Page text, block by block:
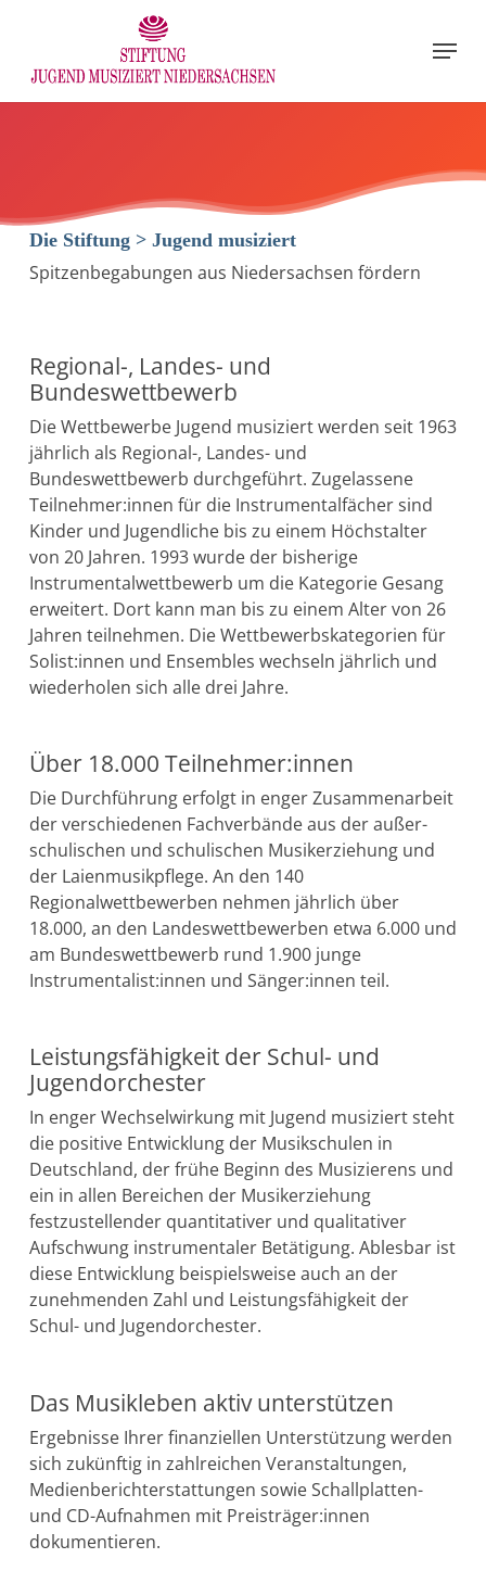
main
content
Menu
Die Stiftung > Jugend musiziert
Spitzenbegabungen aus Niedersachsen fördern
Regional-, Landes- und
Bundeswettbewerb
Die Wettbewerbe Jugend musiziert werden seit 1963
jährlich als Regional-, Landes- und
Bundeswettbewerb durchgeführt. Zugelassene
Teilnehmer:innen für die Instrumentalfächer sind
Kinder und Jugendliche bis zu einem Höchstalter
von 20 Jahren. 1993 wurde der bisherige
Instrumentalwettbewerb um die Kategorie Gesang
erweitert. Dort kann man bis zu einem Alter von 26
Jahren teilnehmen. Die Wettbewerbskategorien für
Solist:innen und Ensembles wechseln jährlich und
wiederholen sich alle drei Jahre.
Über 18.000 Teilnehmer:innen
Die Durchführung erfolgt in enger Zusammenarbeit
der verschiedenen Fachverbände aus der außer­
schulischen und schulischen Musikerziehung und
der Laienmusik­pflege. An den 140
Regionalwettbewerben nehmen jährlich über
18.000, an den Landeswett­bewerben etwa 6.000 und
am Bundeswett­bewerb rund 1.900 junge
Instrumentalist:innen und Sänger:innen teil.
Leistungsfähigkeit der Schul- und
Jugendorchester
In enger Wechselwirkung mit Jugend musiziert steht
die positive Entwicklung der Musikschulen in
Deutschland, der frühe Beginn des Musizierens und
ein in allen Bereichen der Musikerziehung
festzustellender quantitativer und qualitativer
Aufschwung instrumentaler Betätigung. Ablesbar ist
diese Entwicklung beispielsweise auch an der
zunehmenden Zahl und Leistungsfähigkeit der
Schul- und Jugendorchester.
Das Musikleben aktiv unterstützen
Ergebnisse Ihrer finanziellen Unterstützung werden
sich zukünftig in zahlreichen Veranstaltungen,
Medienberichterstattungen sowie Schallplatten-
und CD-Aufnahmen mit Preisträger:innen
dokumentieren.